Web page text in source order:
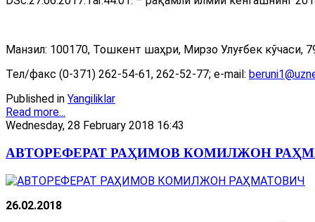
Манзил: 100170, Тошкент шаҳри, Мирзо Улуғбек кўчаси,
Тел/факс (0-371) 262-54-61, 262-52-77; e-mail:
Published in Yangiliklar
Read more...
Wednesday, 28 February 2018 16:43
АВТОРЕФЕРАТ РАҲИМОВ КОМИЛЖОН
26.02.2018